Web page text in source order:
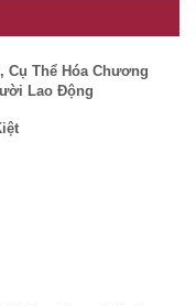
Cụ Thể Hóa Chương
Lao Động